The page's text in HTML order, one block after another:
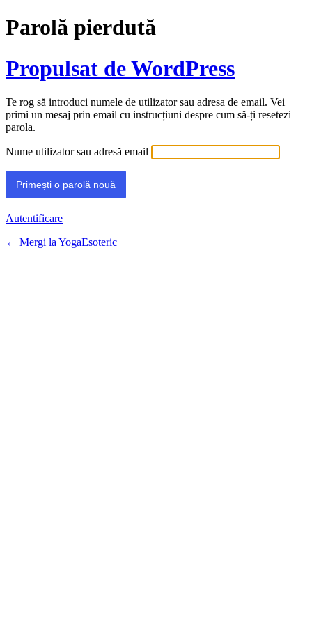
Parolă pierdută
Propulsat de WordPress
Te rog să introduci numele de utilizator sau adresa de email. Vei
primi un mesaj prin email cu instrucțiuni despre cum să-ți resetezi
parola.
Nume utilizator sau adresă email
Autentificare
← Mergi la YogaEsoteric